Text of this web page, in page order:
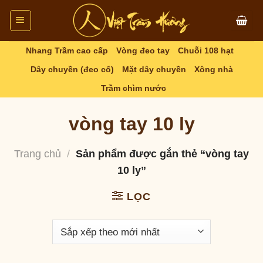
Skip
content
Nhang Trầm cao cấp Vòng đeo tay
Chuỗi 108 hạt
Dây chuyền (đeo cổ)
Mặt dây chuyền
Xông nhà
Trầm chìm nước
vòng tay 10 ly
Trang chủ / Sản phẩm được gắn thẻ “vòng tay
10 ly”
LỌC